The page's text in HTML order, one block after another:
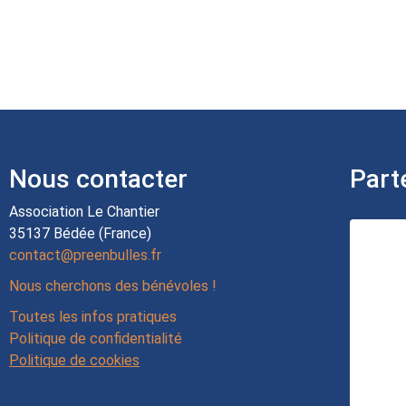
Nous contacter
Association Le Chantier
35137 Bédée (France)
contact@preenbulles.fr
Nous cherchons des bénévoles !
Toutes les infos pratiques
Politique de confidentialité
Politique de cookies